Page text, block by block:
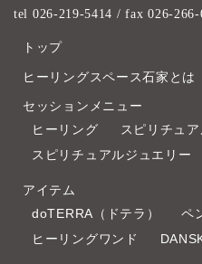
tel 026-219-5414 / fax 026-
トップ
ヒーリングスペース石家とは
セッションメニュー
ヒーリング
スピリチュ
スピリチュアルジュエリー
アイテム
doTERRA（ドテラ）
ペ
ヒーリングワンド